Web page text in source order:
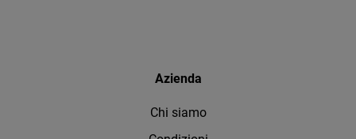
Azienda
Chi siamo